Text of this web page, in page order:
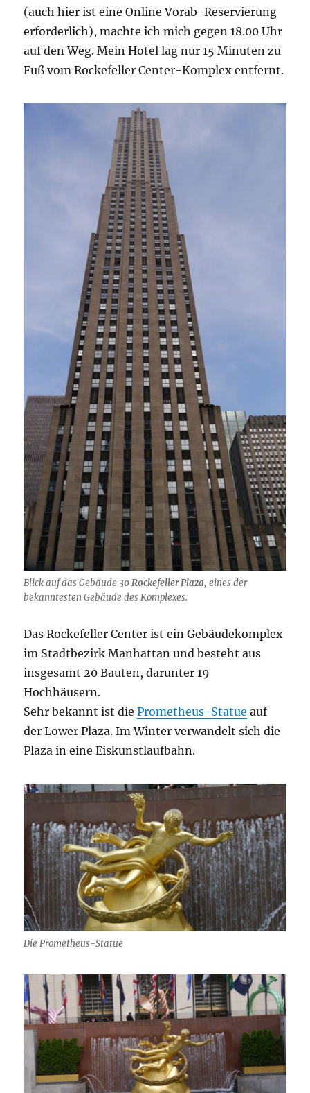
(auch hier ist eine Online Vorab-Reservierung
erforderlich), machte ich mich gegen 18.00 Uhr
auf den Weg. Mein Hotel lag nur 15 Minuten zu
Fuß vom Rockefeller Center-Komplex entfernt.
Blick auf das Gebäude 30 Rockefeller Plaza, eines der
bekanntesten Gebäude des Komplexes.
Das Rockefeller Center ist ein Gebäudekomplex
im Stadtbezirk Manhattan und besteht aus
insgesamt 20 Bauten, darunter 19
Hochhäusern.
Sehr bekannt ist diePrometheus-Statue auf
der Lower Plaza. Im Winter verwandelt sich die
Plaza in eine Eiskunstlaufbahn.
Die Prometheus-Statue